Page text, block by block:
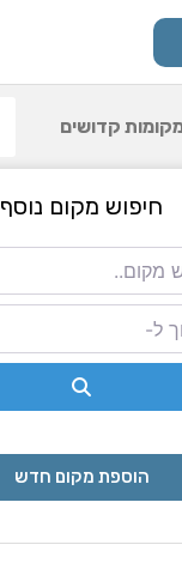
קדושים
חיפוש מקום נוסף
הוספת מקום חדש